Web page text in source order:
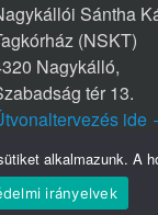
Sántha
(NSKT)
Nagykálló,
tér 13.
ide
fenntartva - 2026.
alkalmazunk. A
irányelvek